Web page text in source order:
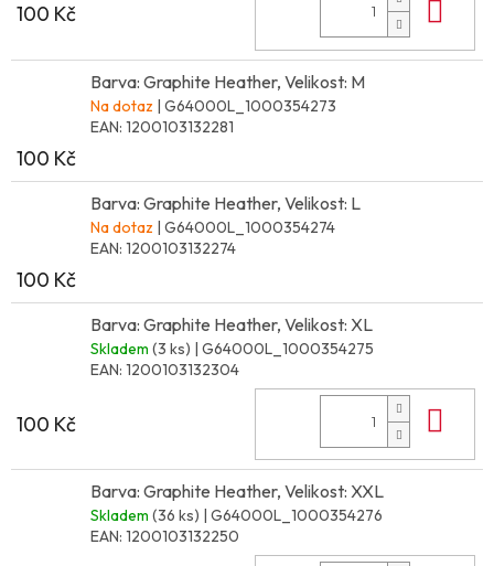
100 Kč
Barva: Graphite Heather, Velikost: M
Na dotaz | G64000L_1000354273
EAN: 1200103132281
100 Kč
Barva: Graphite Heather, Velikost: L
Na dotaz | G64000L_1000354274
EAN: 1200103132274
100 Kč
Barva: Graphite Heather, Velikost: XL
Skladem (3 ks) | G64000L_1000354275
EAN: 1200103132304
100 Kč
Barva: Graphite Heather, Velikost: XXL
Skladem (36 ks) | G64000L_1000354276
EAN: 1200103132250